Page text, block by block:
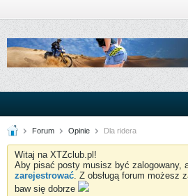
Forum Opinie Dla ridera
Witaj na XTZclub.pl!
Aby pisać posty musisz być zalogowany,
zarejestrować. Z obsługą forum możesz
baw się dobrze